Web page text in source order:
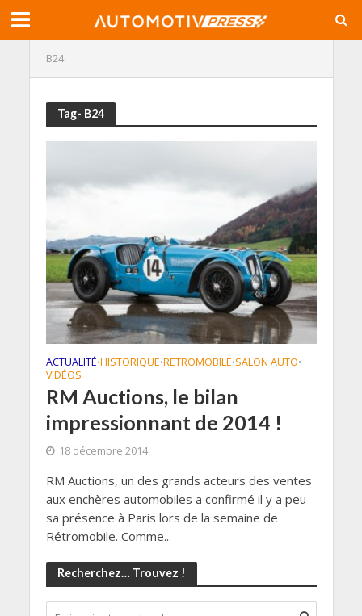
B24
Tag- B24
ACTUALITÉ•HISTORIQUE•RETROMOBILE•SALON AUTO•
VIDÉOS
RM Auctions, le bilan
impressionnant de 2014 !
18 décembre 2014
RM Auctions, un des grands acteurs des ventes
aux enchères automobiles a confirmé il y a peu
sa présence à Paris lors de la semaine de
Rétromobile. Comme...
Recherchez… Trouvez !